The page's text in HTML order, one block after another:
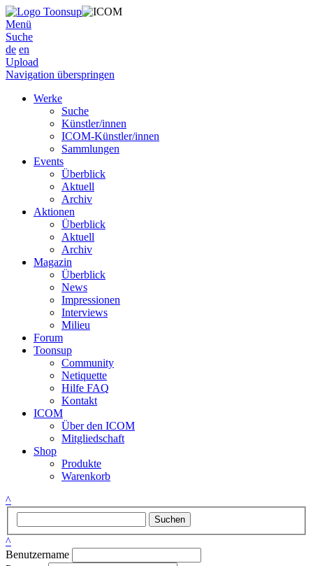
Menü
Suche
de en
Upload
Navigation überspringen
Werke
Suche
Künstler/innen
ICOM-Künstler/innen
Sammlungen
Events
Überblick
Aktuell
Archiv
Aktionen
Überblick
Aktuell
Archiv
Magazin
Überblick
News
Impressionen
Interviews
Milieu
Forum
Toonsup
Community
Netiquette
Hilfe FAQ
Kontakt
ICOM
Über den ICOM
Mitgliedschaft
Shop
Produkte
Warenkorb
^
Suchen
^
Benutzername